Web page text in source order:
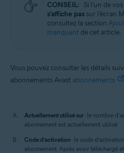
CONSEIL: Si l’un de
s’affiche pas sur l’écran
consultez la section
manquant de cet article.
Vous pouvez consulter les détails
abonnements Avast abonnements
Actuellement utilisé sur : le nombre
abonnement est actuellement utilisé.
Code d’activation : le code
abonnement. Après avoir téléchargé